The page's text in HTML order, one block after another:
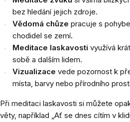
bez hledání jejich zdroje.
Vědomá chůze pracuje s
chodidel se zemí.
Meditace laskavosti využívá
sobě a dalším lidem.
Vizualizace vede pozornost k
místa, barvy nebo přírodního
Při meditaci laskavosti si můžete
věty, například „Ať se dnes cítím v